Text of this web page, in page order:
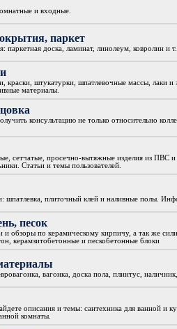
и входные.
паркет
паркетная доска, ламинат, линолеум, ковролин и
краски, штукатурки, шпатлевочные массы, лаки и
материалы.
консультацию не только относительно
сетчатые, просечно-вытяжные изделия из ПВС
Статьи и темы пользователей.
шпатлевка, плиточный клей и наливные полы.
песок
и обзоры по керамическому кирпичу, а так же
керамзитобетонные и пескобетонные блоки
вагонка, доска пола, плинтус,
описания и темы: сантехника для ванной и
комнаты.